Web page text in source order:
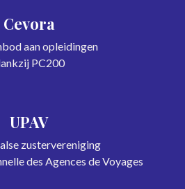
Cevora
aan opleidingen
PC200
UPAV
zustervereniging
des Agences de Voyages